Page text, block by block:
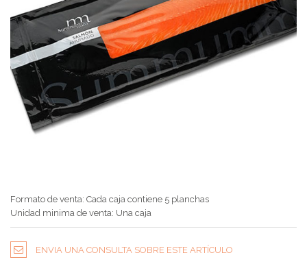
Formato de venta: Cada caja contiene 5 planchas
Unidad minima de venta: Una caja
ENVIA UNA CONSULTA SOBRE ESTE ARTÍCULO